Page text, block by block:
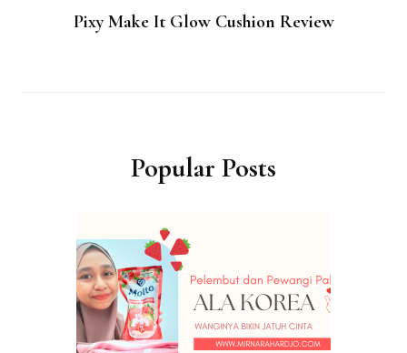
Pixy Make It Glow Cushion Review
Popular Posts